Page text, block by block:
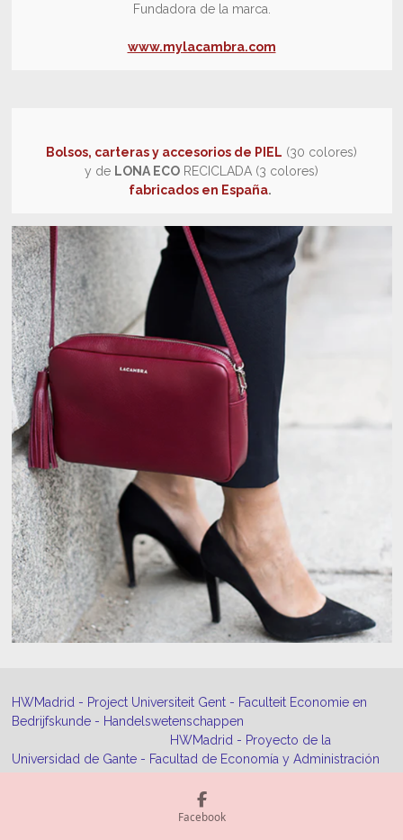
Fundadora de la marca.
www.mylacambra.com
Bolsos, carteras y accesorios de PIEL (30 colores)
y de LONA ECO RECICLADA (3 colores)
fabricados en España.
HWMadrid - Project Universiteit Gent - Faculteit Economie en
Bedrijfskunde - Handelswetenschappen
HWMadrid - Proyecto de la
Universidad de Gante - Facultad de Economía y Administración
Facebook